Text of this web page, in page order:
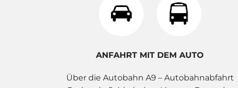
ANFAHRT MIT DEM AUTO
Über die Autobahn A9 – Autobahnabfahrt